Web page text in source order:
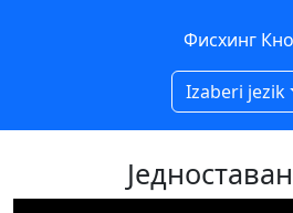
Фисхинг
Izaberi jezik